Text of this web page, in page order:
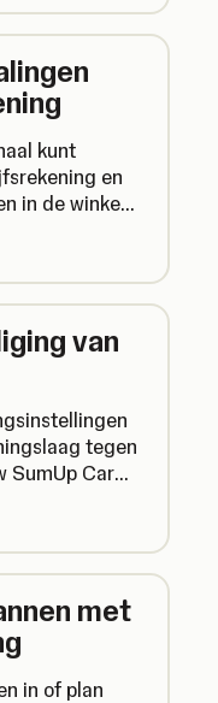
kunt
en
in de winkel
van
tegen
SumUp Card.
met
in of plan